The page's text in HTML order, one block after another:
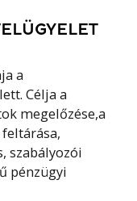
a
Célja a
megelőzése,a
szabályozói
pénzügyi